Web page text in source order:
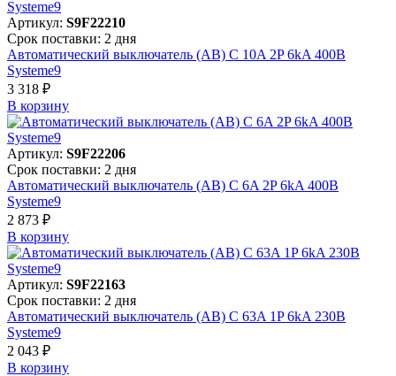
Артикул: S9F22210
Срок поставки: 2 дня
Автоматический выключатель (АВ) C 10A 2P 6kA 400В
Systeme9
3 318 ₽
В корзинy
Артикул: S9F22206
Срок поставки: 2 дня
Автоматический выключатель (АВ) C 6A 2P 6kA 400В
Systeme9
2 873 ₽
В корзинy
Артикул: S9F22163
Срок поставки: 2 дня
Автоматический выключатель (АВ) C 63A 1P 6kA 230В
Systeme9
2 043 ₽
В корзинy